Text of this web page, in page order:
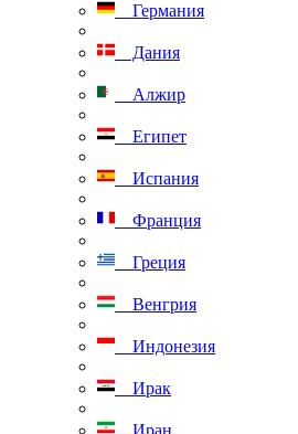
Германия
Дания
Алжир
Египет
Испания
Франция
Греция
Венгрия
Индонезия
Ирак
Иран